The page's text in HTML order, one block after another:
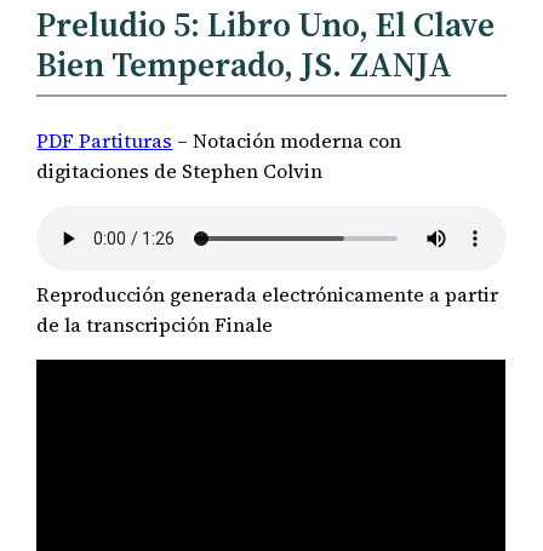
Preludio 5: Libro Uno, El Clave
Bien Temperado, JS. ZANJA
PDF Partituras – Notación moderna con
digitaciones de Stephen Colvin
Reproducción generada electrónicamente a partir
de la transcripción Finale